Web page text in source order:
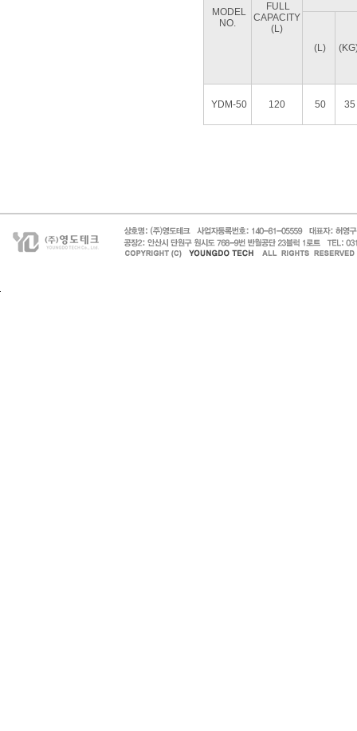
MODEL
NO.
FULL
CAPACITY
(L)
(L)
YDM-50 120 50 35